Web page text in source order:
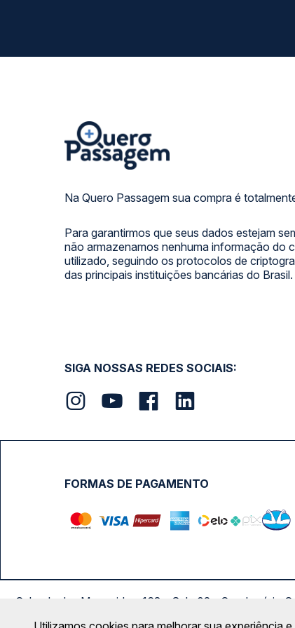
Na Quero Passagem sua compra é
Para garantirmos que seus dados estejam
não armazenamos nenhuma informação do
utilizado, seguindo os protocolos de
das principais instituições bancárias do Brasil.
SIGA NOSSAS REDES SOCIAIS:
FORMAS DE PAGAMENTO
Calçada das Margaridas, 163 - Sala 02 - Condomínio